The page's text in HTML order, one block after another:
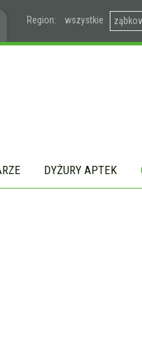
Region: wszystkie
DYŻURY APTEK